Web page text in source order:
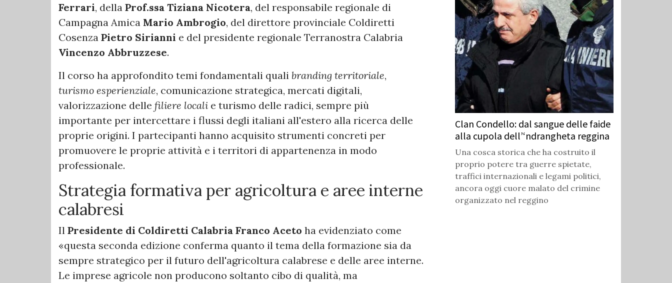
Ferrari, della Prof.ssa Tiziana Nicotera, del responsabile regionale di
Campagna Amica Mario Ambrogio, del direttore provinciale Coldiretti
Cosenza Pietro Sirianni e del presidente regionale Terranostra Calabria
Vincenzo Abbruzzese.
Il corso ha approfondito temi fondamentali quali branding territoriale,
turismo esperienziale, comunicazione strategica, mercati digitali,
valorizzazione delle filiere locali e turismo delle radici, sempre più
importante per intercettare i flussi degli italiani all'estero alla ricerca delle
proprie origini. I partecipanti hanno acquisito strumenti concreti per
promuovere le proprie attività e i territori di appartenenza in modo
professionale.
Strategia formativa per agricoltura e aree interne
calabresi
Il Presidente di Coldiretti Calabria Franco Aceto ha evidenziato come
«questa seconda edizione conferma quanto il tema della formazione sia da
sempre strategico per il futuro dell'agricoltura calabrese e delle aree interne.
Le imprese agricole non producono soltanto cibo di qualità, ma
Clan Condello: dal sangue delle faide
alla cupola dell’‘ndrangheta reggina
Una cosca storica che ha costruito il
proprio potere tra guerre spietate,
traffici internazionali e legami politici,
ancora oggi cuore malato del crimine
organizzato nel reggino